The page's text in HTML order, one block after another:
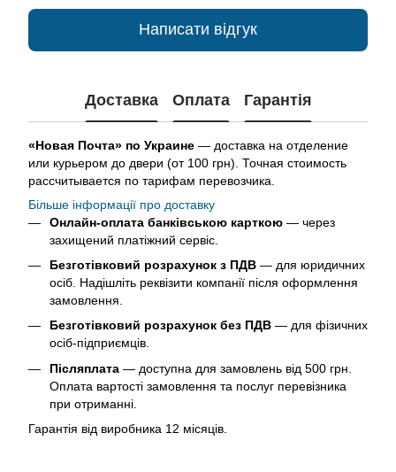
Написати відгук
Доставка Оплата Гарантія
«Новая Почта» по Украине — доставка на отделение
или курьером до двери (от 100 грн). Точная стоимость
рассчитывается по тарифам перевозчика.
Більше інформації про доставку
Онлайн-оплата банківською карткою — через
захищений платіжний сервіс.
Безготівковий розрахунок з ПДВ — для юридичних
осіб. Надішліть реквізити компанії після оформлення
замовлення.
Безготівковий розрахунок без ПДВ — для фізичних
осіб-підприємців.
Післяплата — доступна для замовлень від 500 грн.
Оплата вартості замовлення та послуг перевізника
при отриманні.
Гарантія від виробника 12 місяців.